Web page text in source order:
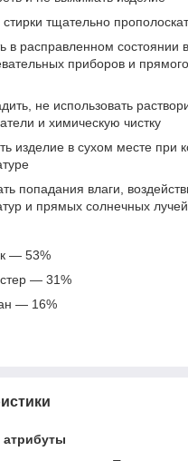
стирки тщательно
в расправленном состоянии
приборов и
не использовать
и химическую чистку
изделие в сухом месте при
попадания влаги,
и прямых солнечных лучей
— 53%
— 31%
— 16%